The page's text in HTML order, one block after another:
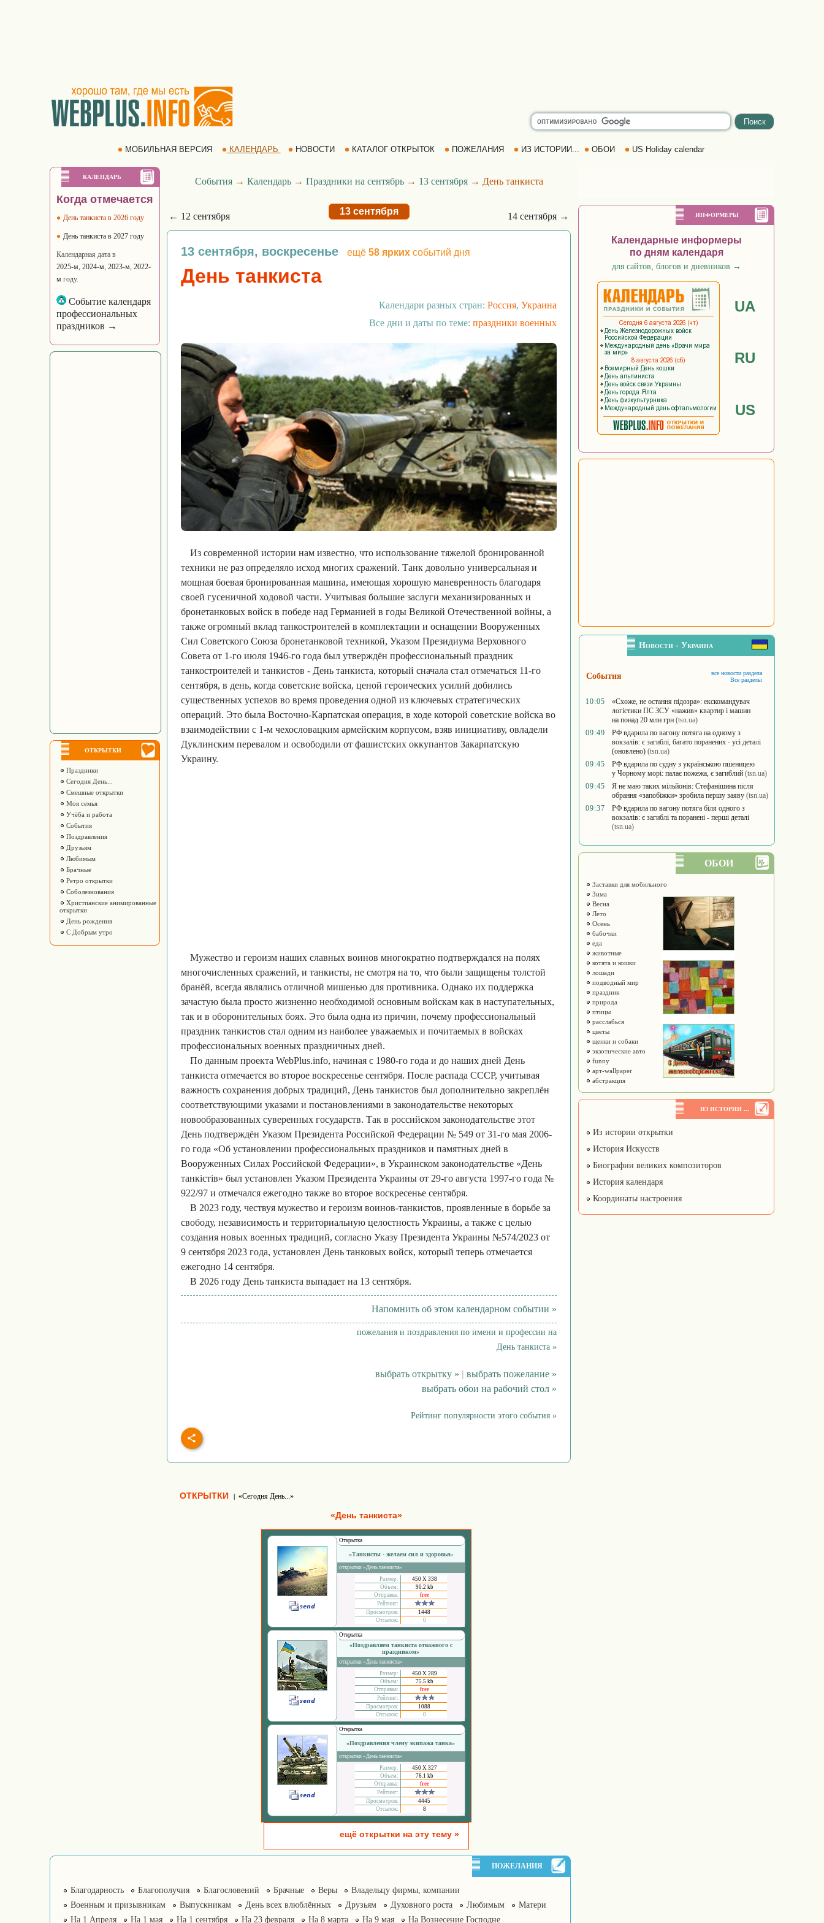
МОБИЛЬНАЯ ВЕРСИЯ КАЛЕНДАРЬ НОВОСТИ КАТАЛОГ ОТКРЫТОК ПОЖЕЛАНИЯ ИЗ ИСТОРИИ... ОБОИ US Holiday calendar
КАЛЕНДАРЬ
Когда отмечается
День танкиста в 2026 году
День танкиста в 2027 году
Календарная дата в
2025-м, 2024-м, 2023-м, 2022-
м году.
Событие календаря
профессиональных
праздников →
ОТКРЫТКИ
Праздники
Сегодня День...
Смешные открытки
Моя семья
Учёба и работа
События
Поздравления
Друзьям
Любимым
Брачные
Ретро открытки
Соболезнования
Христианские анимированные
открытки
День рождения
С Добрым утро
События → Календарь → Праздники на сентябрь → 13 сентября → День танкиста
← 12 сентября 13 сентября 14 сентября →
13 сентября, воскресенье ещё 58 ярких событий дня
День танкиста
Календари разных стран: Россия, Украина
Все дни и даты по теме: праздники военных
Из современной истории нам известно, что использование тяжелой бронированной
техники не раз определяло исход многих сражений. Танк довольно универсальная и
мощная боевая бронированная машина, имеющая хорошую маневренность благодаря
своей гусеничной ходовой части. Учитывая большие заслуги механизированных и
бронетанковых войск в победе над Германией в годы Великой Отечественной войны, а
также огромный вклад танкостроителей в комплектации и оснащении Вооруженных
Сил Советского Союза бронетанковой техникой, Указом Президиума Верховного
Совета от 1-го июля 1946-го года был утверждён профессиональный праздник
танкостроителей и танкистов - День танкиста, который сначала стал отмечаться 11-го
сентября, в день, когда советские войска, ценой героических усилий добились
существенных успехов во время проведения одной из ключевых стратегических
операций. Это была Восточно-Карпатская операция, в ходе которой советские войска во
взаимодействии с 1-м чехословацким армейским корпусом, взяв инициативу, овладели
Дуклинским перевалом и освободили от фашистских оккупантов Закарпатскую
Украину.
Мужество и героизм наших славных воинов многократно подтверждался на полях
многочисленных сражений, и танкисты, не смотря на то, что были защищены толстой
бранёй, всегда являлись отличной мишенью для противника. Однако их поддержка
зачастую была просто жизненно необходимой основным войскам как в наступательных,
так и в оборонительных боях. Это была одна из причин, почему профессиональный
праздник танкистов стал одним из наиболее уважаемых и почитаемых в войсках
профессиональных военных праздничных дней.
По данным проекта WebPlus.info, начиная с 1980-го года и до наших дней День
танкиста отмечается во второе воскресенье сентября. После распада СССР, учитывая
важность сохранения добрых традиций, День танкистов был дополнительно закреплён
соответствующими указами и постановлениями в законодательстве некоторых
новообразованных суверенных государств. Так в российском законодательстве этот
День подтверждён Указом Президента Российской Федерации № 549 от 31-го мая 2006-
го года «Об установлении профессиональных праздников и памятных дней в
Вооруженных Силах Российской Федерации», в Украинском законодательстве «День
танкістів» был установлен Указом Президента Украины от 29-го августа 1997-го года №
922/97 и отмечался ежегодно также во второе воскресенье сентября.
В 2023 году, чествуя мужество и героизм воинов-танкистов, проявленные в борьбе за
свободу, независимость и территориальную целостность Украины, а также с целью
создания новых военных традиций, согласно Указу Президента Украины №574/2023 от
9 сентября 2023 года, установлен День танковых войск, который теперь отмечается
ежегодно 14 сентября.
В 2026 году День танкиста выпадает на 13 сентября.
Напомнить об этом календарном событии »
пожелания и поздравления по имени и профессии на
День танкиста »
выбрать открытку » | выбрать пожелание »
выбрать обои на рабочий стол »
Рейтинг популярности этого события »
ОТКРЫТКИ | «Сегодня День...»
«День танкиста»
Открытка
«Танкисты - желаем сил и здоровья»
открытки «День танкиста»
Размер:
450 Х 338
Объем:
90.2 kb
Отправка:
free
Рейтинг:
Просмотров:
1448
Отсылок:
0
Открытка
«Поздравляем танкиста отважного с
праздником»
открытки «День танкиста»
Размер:
450 Х 289
Объем:
75.5 kb
Отправка:
free
Рейтинг:
Просмотров:
1088
Отсылок:
0
Открытка
«Поздравления члену экипажа танка»
открытки «День танкиста»
Размер:
450 Х 327
Объем:
76.1 kb
Отправка:
free
Рейтинг:
Просмотров:
4445
Отсылок:
8
ещё открытки на эту тему »
ПОЖЕЛАНИЯ
Благодарность Благополучия Благословений Брачные Веры
Владельцу фирмы, компании
Военным и призывникам
Выпускникам День всех влюблённых Друзьям Духовного роста Любимым
Матери
На 1 Апреля
На 1 мая На 1 сентября На 23 февраля На 8 марта На 9 мая На Вознесение Господне
ИНФОРМЕРЫ
Календарные информеры
по дням календаря
для сайтов, блогов и дневников →
UA
RU
US
Новости - Украина
События
все новости раздела
Все разделы
10:05
«Схоже, не остання підозра»: екскомандувач
логістики ПС ЗСУ «нажив» квартир і машин
на понад 20 млн грн (tsn.ua)
09:49
РФ вдарила по вагону потяга на одному з
вокзалів: є загиблі, багато поранених - усі деталі
(оновлено) (tsn.ua)
09:45
РФ вдарила по судну з українською пшеницею
у Чорному морі: палає пожежа, є загиблий (tsn.ua)
09:45
Я не маю таких мільйонів: Стефанішина після
обрання «запобіжки» зробила першу заяву (tsn.ua)
09:37
РФ вдарила по вагону потяга біля одного з
вокзалів: є загиблі та поранені - перші деталі
(tsn.ua)
ОБОИ
Заставки для мобильного
Зима
Весна
Лето
Осень
бабочки
еда
животные
котята и кошки
лошади
подводный мир
праздник
природа
птицы
расслабься
цветы
щенки и собаки
экзотические авто
funny
арт-wallpaper
абстракция
ИЗ ИСТОРИИ ...
Из истории открытки
История Искусств
Биографии великих композиторов
История календаря
Координаты настроения